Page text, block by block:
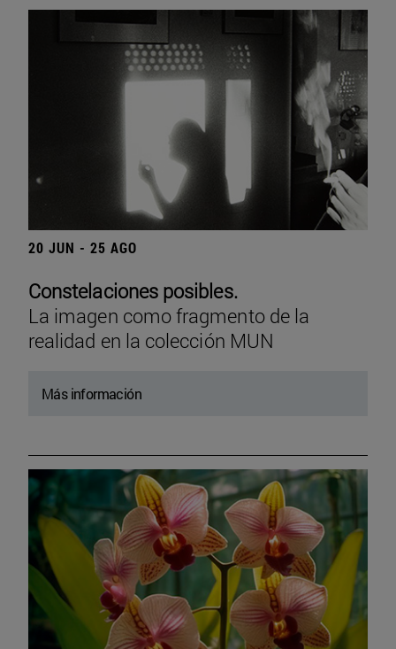
20 JUN - 25 AGO
Constelaciones posibles.
La imagen como fragmento de la
realidad en la colección MUN
Más información